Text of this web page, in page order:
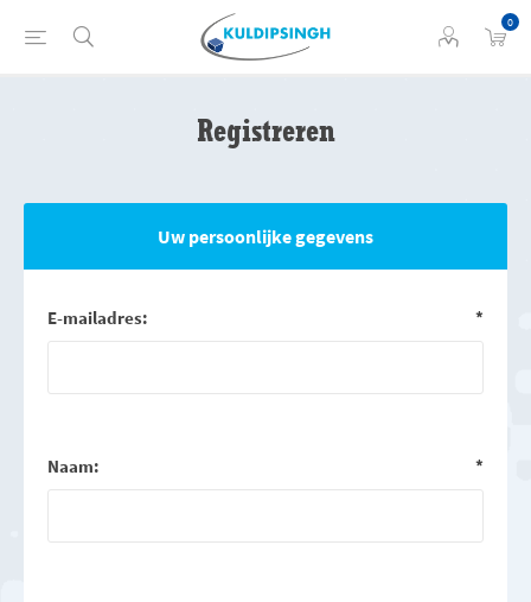
0
Registreren
Uw persoonlijke gegevens
E-mailadres: *
Naam: *